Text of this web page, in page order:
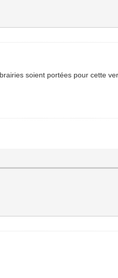
soient portées pour cette